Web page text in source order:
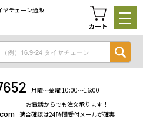
ヤチェーン通販
カート
月曜〜金曜 10:00〜16:00
お電話からでも注文承ります！
適合確認は24時間受付メールが確実